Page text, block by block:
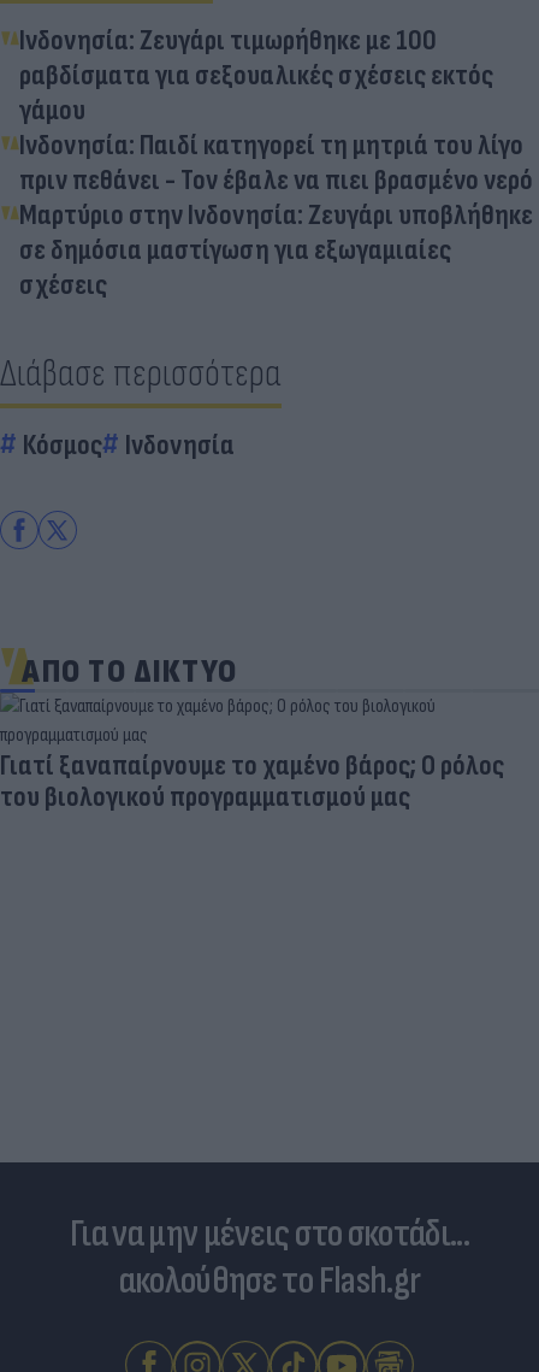
Ινδονησία: Ζευγάρι τιμωρήθηκε με 100
ραβδίσματα για σεξουαλικές σχέσεις εκτός
γάμου
Ινδονησία: Παιδί κατηγορεί τη μητριά του λίγο
πριν πεθάνει - Τον έβαλε να πιει βρασμένο νερό
Μαρτύριο στην Ινδονησία: Ζευγάρι υποβλήθηκε
σε δημόσια μαστίγωση για εξωγαμιαίες
σχέσεις
Διάβασε περισσότερα
Κόσμος Ινδονησία
ΑΠΟ ΤΟ ΔΙΚΤΥΟ
Γιατί ξαναπαίρνουμε το χαμένο βάρος; Ο ρόλος
του βιολογικού προγραμματισμού μας
Για να μην μένεις στο σκοτάδι...
ακολούθησε το Flash.gr